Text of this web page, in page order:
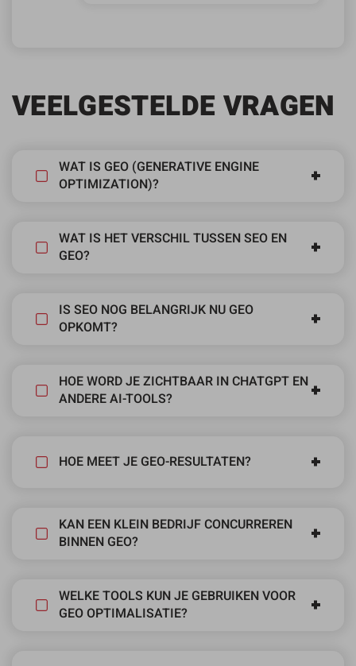
VEELGESTELDE VRAGEN
WAT IS GEO (GENERATIVE ENGINE
OPTIMIZATION)?
WAT IS HET VERSCHIL TUSSEN SEO EN
GEO?
IS SEO NOG BELANGRIJK NU GEO
OPKOMT?
HOE WORD JE ZICHTBAAR IN CHATGPT EN
ANDERE AI-TOOLS?
HOE MEET JE GEO-RESULTATEN?
KAN EEN KLEIN BEDRIJF CONCURREREN
BINNEN GEO?
WELKE TOOLS KUN JE GEBRUIKEN VOOR
GEO OPTIMALISATIE?